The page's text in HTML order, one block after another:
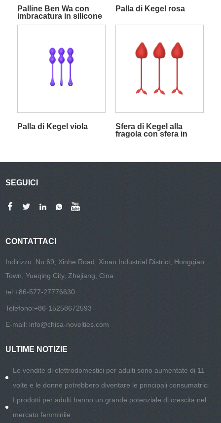
Palline Ben Wa con
imbracatura in silicone
e palline rotolanti per
Palla di Kegel rosa
Palla di Kegel viola
Sfera di Kegel alla
fragola con sfera in
SEGUICI
CONTATTACI
Indirizzo: No.69, Xinhe Road, Xinao Industrial District, Hongqiao
Town, Yueqing City, Zhejiang, Cina
tel:+86-577-27776630
Telefono:+86-15258672593
E-mail: info@chisa-novelties.com
ULTIME NOTIZIE
Le vendite di elettrodomestici per adulti sono aumentate di 11
volte e le donne potrebbero diventare le principali consumatrici
I prodotti per adulti hanno un grande potenziale di crescita nel
mercato femminile